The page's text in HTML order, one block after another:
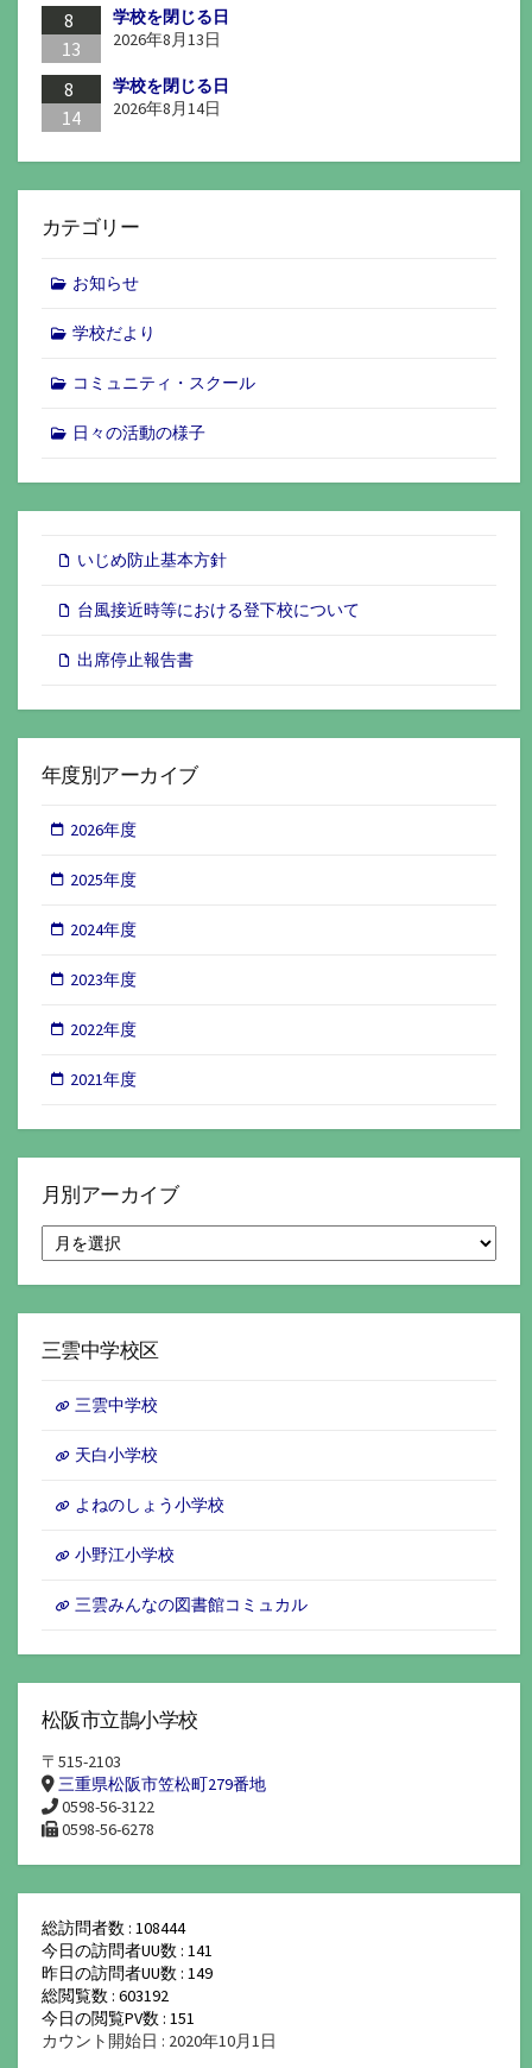
8
13
学校を閉じる日
2026年8月13日
8
14
学校を閉じる日
2026年8月14日
カテゴリー
お知らせ
学校だより
コミュニティ・スクール
日々の活動の様子
いじめ防止基本方針
台風接近時等における登下校について
出席停止報告書
年度別アーカイブ
2026年度
2025年度
2024年度
2023年度
2022年度
2021年度
月別アーカイブ
別
ア
イ
三雲中学校区
三雲中学校
天白小学校
よねのしょう小学校
小野江小学校
三雲みんなの図書館コミュカル
松阪市立鵲小学校
〒515-2103
三重県松阪市笠松町279番地
0598-56-3122
0598-56-6278
総訪問者数 : 108444
今日の訪問者UU数 : 141
昨日の訪問者UU数 : 149
総閲覧数 : 603192
今日の閲覧PV数 : 151
カウント開始日 : 2020年10月1日